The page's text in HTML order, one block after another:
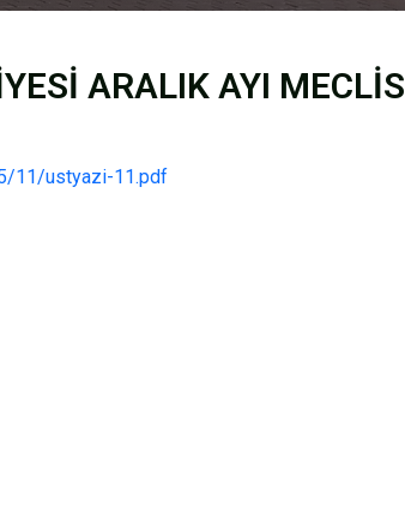
ARALIK AYI MECLİS
11/ustyazi-11.pdf